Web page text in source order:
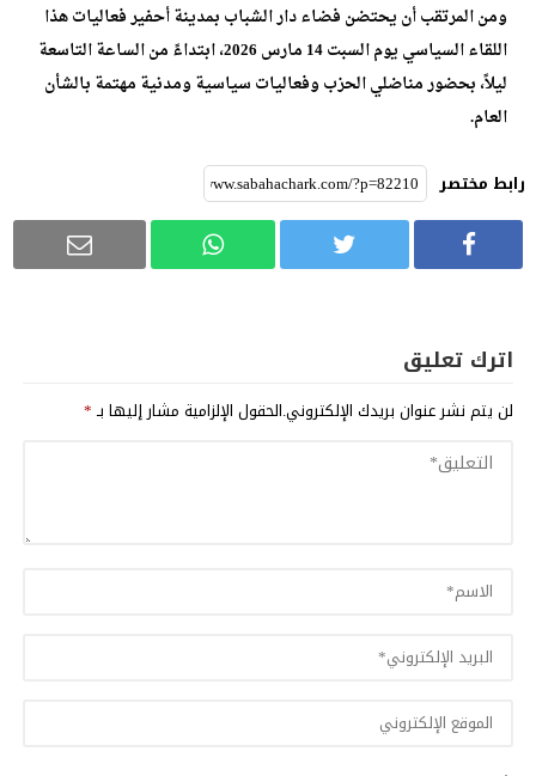
ومن المرتقب أن يحتضن فضاء دار الشباب بمدينة أحفير فعاليات هذا
اللقاء السياسي يوم السبت 14 مارس 2026، ابتداءً من الساعة التاسعة
ليلاً، بحضور مناضلي الحزب وفعاليات سياسية ومدنية مهتمة بالشأن
العام.
رابط مختصر
اترك تعليق
لن يتم نشر عنوان بريدك الإلكتروني.الحقول الإلزامية مشار إليها بـ*